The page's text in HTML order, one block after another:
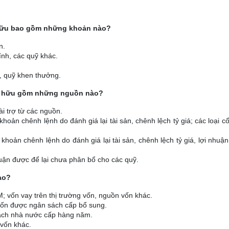
bao gồm những khoản nào?
các quỹ khác.
quỹ khen thưởng.
gồm những nguồn nào?
trợ từ các nguồn.
chênh lệnh do đánh giá lại tài sản, chênh lệch tỷ giá; các loại
chênh lệnh do đánh giá lại tài sản, chênh lệch tỷ giá, lợi
được để lại chưa phân bổ cho các quỹ.
vốn vay trên thị trường vốn, nguồn vốn khác.
được ngân sách cấp bổ sung.
nhà nước cấp hàng năm.
khác.